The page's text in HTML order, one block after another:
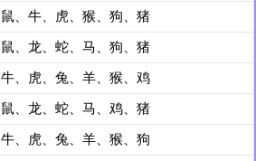
鼠、牛、虎、猴、狗、猪
鼠、龙、蛇、马、狗、猪
牛、虎、兔、羊、猴、鸡
鼠、龙、蛇、马、鸡、猪
牛、虎、兔、羊、猴、狗